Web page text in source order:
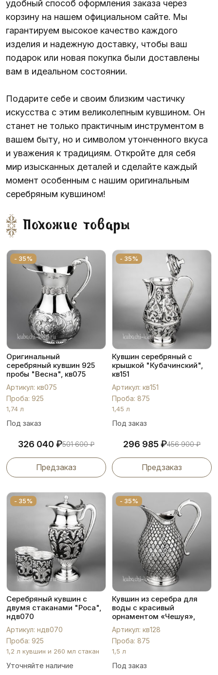
удобный способ оформления заказа через
корзину на нашем официальном сайте. Мы
гарантируем высокое качество каждого
изделия и надежную доставку, чтобы ваш
подарок или новая покупка были доставлены
вам в идеальном состоянии.
Подарите себе и своим близким частичку
искусства с этим великолепным кувшином. Он
станет не только практичным инструментом в
вашем быту, но и символом утонченного вкуса
и уважения к традициям. Откройте для себя
мир изысканных деталей и сделайте каждый
момент особенным с нашим оригинальным
серебряным кувшином!
Похожие товары
- 35%
Оригинальный
серебряный кувшин 925
пробы "Весна", кв075
Артикул: кв075
Проба: 925
1,74 л
Под заказ
326 040 ₽501 600₽
Предзаказ
- 35%
Кувшин серебряный с
крышкой "Кубачинский",
кв151
Артикул: кв151
Проба: 875
1,45 л
Под заказ
296 985₽456 900₽
Предзаказ
- 35%
Серебряный кувшин с
двумя стаканами "Роса",
ндв070
Артикул: ндв070
Проба: 925
1,2 л кувшин и 260 мл стакан
Уточняйте наличие
- 35%
Кувшин из серебра для
воды с красивый
орнаментом «Чешуя»,
кв128
Артикул: кв128
Проба: 875
1,5 л
Под заказ